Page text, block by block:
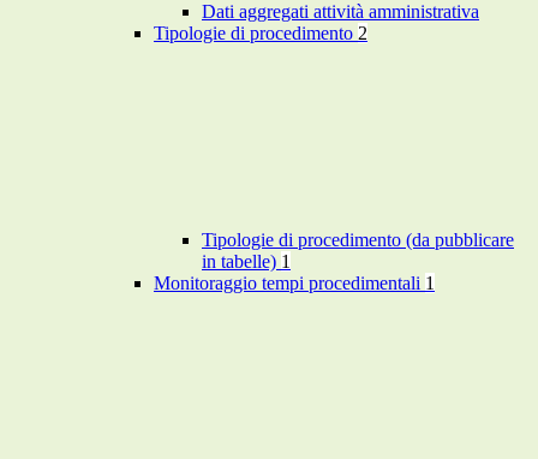
Dati aggregati attività amministrativa
Tipologie di procedimento 2
Tipologie di procedimento (da pubblicare
in tabelle) 1
Monitoraggio tempi procedimentali 1